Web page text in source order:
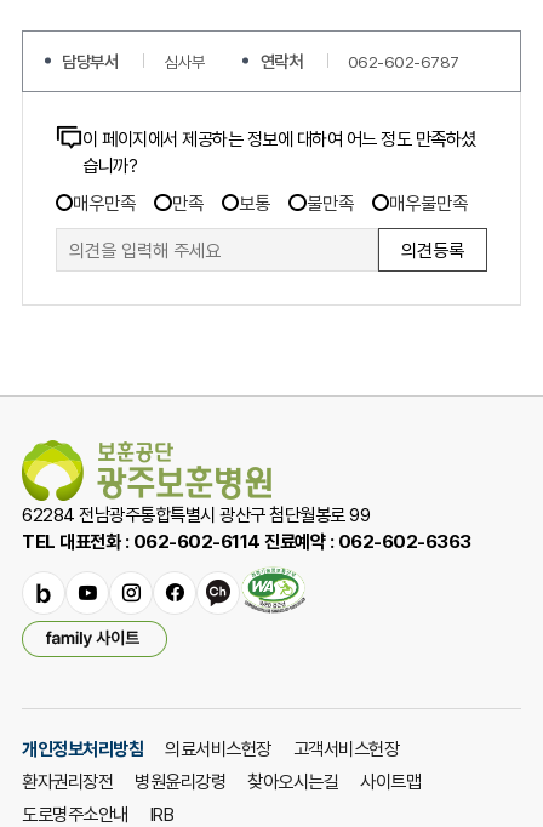
(지
위
위
포
함
담당부서 심사부 연락처 062-602-6787
콘
츠
만
족
이 페이지에서 제공하는 정보에 대하여 어느 정도 만족하셨
습니까?
만
족
조
매우만족 만족 보통 불만족 매우불만족
62284 전남광주통합특별시 광산구 첨단월봉로 99
TEL 대표전화 : 062-602-6114 진료예약 : 062-602-6363
밴
드
유
튜
브
인
스
타
램
페
카
널
패
밀
사
트
열
기
개인정보처리방침 의료서비스헌장
고객서비스헌장
환자권리장전
병원윤리강령 찾아오시는길
사이트맵
도로명주소안내
IRB